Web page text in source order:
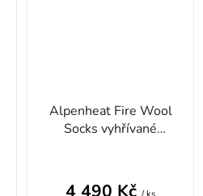
Alpenheat Fire Wool
Socks vyhřívané
4 490 Kč